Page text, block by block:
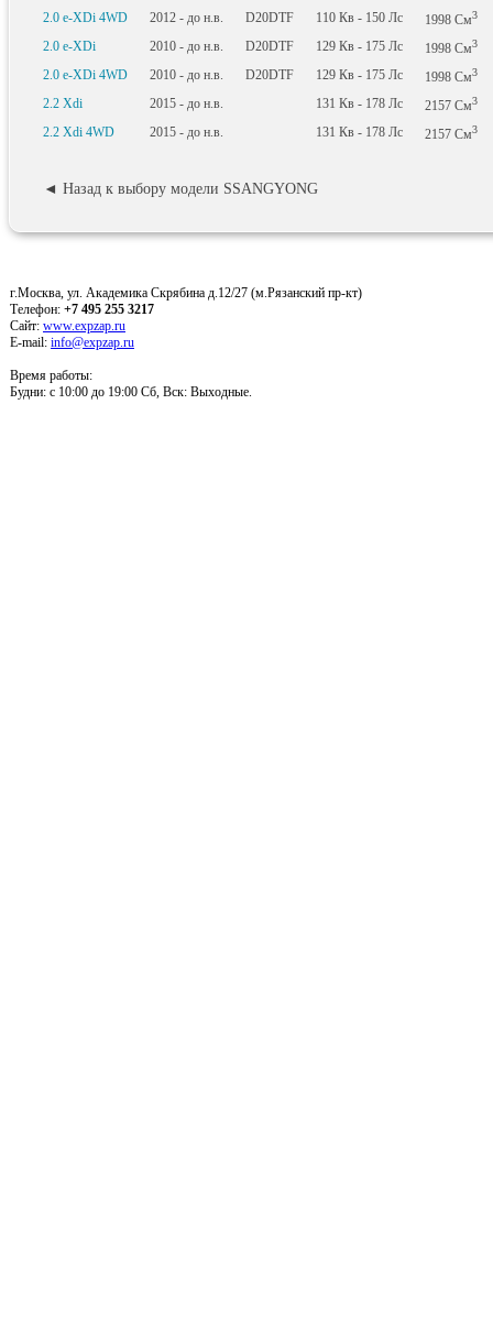
2.0 e-XDi 4WD 2012 - до н.в. D20DTF 110 Кв - 150 Лс 1998 См3
2.0 e-XDi 2010 - до н.в. D20DTF 129 Кв - 175 Лс 1998 См3
2.0 e-XDi 4WD 2010 - до н.в. D20DTF 129 Кв - 175 Лс 1998 См3
2.2 Xdi 2015 - до н.в. 131 Кв - 178 Лс 2157 См3
2.2 Xdi 4WD 2015 - до н.в. 131 Кв - 178 Лс 2157 См3
◄ Назад к выбору модели SSANGYONG
г.Москва, ул. Академика Скрябина д.12/27 (м.Рязанский пр-кт)
Телефон: +7 495 255 3217
Сайт: www.expzap.ru
E-mail: info@expzap.ru
Время работы:
Будни: c 10:00 до 19:00 Сб, Вск: Выходные.